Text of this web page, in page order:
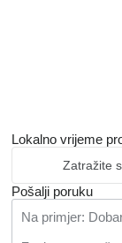
Lokalno vrijeme
Zatražite
Pošalji poruku